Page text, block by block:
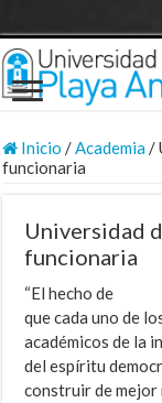
Inicio /Academia/
funcionaria
Universidad
funcionaria
“El hecho de
que cada uno de
académicos de la
del espíritu
construir de mejor